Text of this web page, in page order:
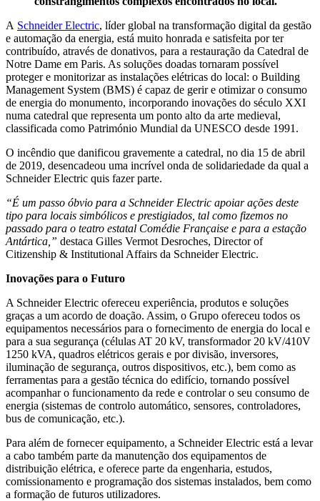
A Schneider Electric, líder global na transformação digital da gestão
e automação da energia, está muito honrada e satisfeita por ter
contribuído, através de donativos, para a restauração da Catedral de
Notre Dame em Paris. As soluções doadas tornaram possível
proteger e monitorizar as instalações elétricas do local: o Building
Management System (BMS) é capaz de gerir e otimizar o consumo
de energia do monumento, incorporando inovações do século XXI
numa catedral que representa um ponto alto da arte medieval,
classificada como Património Mundial da UNESCO desde 1991.
O incêndio que danificou gravemente a catedral, no dia 15 de abril
de 2019, desencadeou uma incrível onda de solidariedade da qual a
Schneider Electric quis fazer parte.
“É um passo óbvio para a Schneider Electric apoiar ações deste
tipo para locais simbólicos e prestigiados, tal como fizemos no
passado para o teatro estatal Comédie Française e para a estação
Antártica,” destaca Gilles Vermot Desroches, Director of
Citizenship & Institutional Affairs da Schneider Electric.
Inovações para o Futuro
A Schneider Electric ofereceu experiência, produtos e soluções
graças a um acordo de doação. Assim, o Grupo ofereceu todos os
equipamentos necessários para o fornecimento de energia do local e
para a sua segurança (células AT 20 kV, transformador 20 kV/410V
1250 kVA, quadros elétricos gerais e por divisão, inversores,
iluminação de segurança, outros dispositivos, etc.), bem como as
ferramentas para a gestão técnica do edifício, tornando possível
acompanhar o funcionamento da rede e controlar o seu consumo de
energia (sistemas de controlo automático, sensores, controladores,
bus de comunicação, etc.).
Para além de fornecer equipamento, a Schneider Electric está a levar
a cabo também parte da manutenção dos equipamentos de
distribuição elétrica, e oferece parte da engenharia, estudos,
comissionamento e programação dos sistemas instalados, bem como
a formação de futuros utilizadores.